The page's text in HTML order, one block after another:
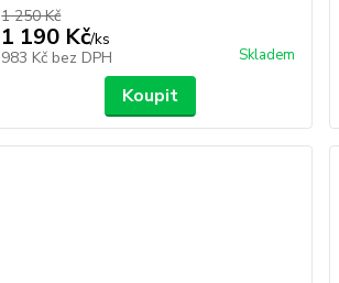
1 250 Kč
1 190 Kč/ks
983 Kč bez DPH Skladem
Koupit